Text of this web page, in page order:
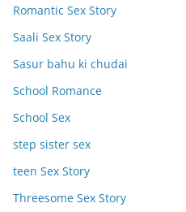
Romantic Sex Story
Saali Sex Story
Sasur bahu ki chudai
School Romance
School Sex
step sister sex
teen Sex Story
Threesome Sex Story